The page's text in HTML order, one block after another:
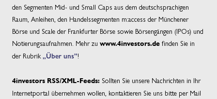
den Segmenten Mid- und Small Caps aus dem deutschsprachigen
Raum, Anleihen, den Handelssegmenten m:access der Münchener
Börse und Scale der Frankfurter Börse sowie Börsengängen (IPOs) und
Notierungsaufnahmen. Mehr zu www.4investors.de finden Sie in
der Rubrik „Über uns”!
4investors RSS/XML-Feeds: Sollten Sie unsere Nachrichten in Ihr
Internetportal übernehmen wollen, kontaktieren Sie uns bitte per Mail